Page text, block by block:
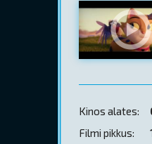
Kinos alates:
Filmi pikkus: